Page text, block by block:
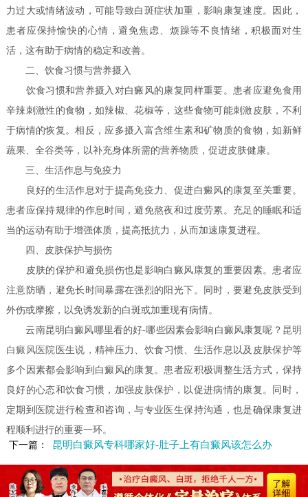
力过大或情绪波动，可能导致白斑症状加重，影响康复速度。因此，
患者应保持愉快的心情，避免焦虑、烦躁等不良情绪，积极面对生
活，这有助于病情的稳定和改善。
二、饮食习惯与营养摄入
饮食习惯和营养摄入对白癜风的康复同样重要。患者应避免食用
辛辣刺激性的食物，如辣椒、花椒等，这些食物可能刺激皮肤，不利
于病情的恢复。相反，应多摄入富含维生素和矿物质的食物，如新鲜
蔬果、全谷类等，以补充身体所需的营养物质，促进皮肤健康。
三、生活作息与免疫力
良好的生活作息对于提高免疫力、促进白癜风的康复至关重要。
患者应保持规律的作息时间，避免熬夜和过度劳累。充足的睡眠和适
当的运动有助于增强体质，提高抵抗力，从而加速康复进程。
四、皮肤保护与损伤
皮肤的保护和避免损伤也是影响白癜风康复的重要因素。患者应
注意防晒，避免长时间暴露在强烈的阳光下。同时，要避免皮肤受到
外伤或摩擦，以免诱发新的白斑或加重现有病情。
云南昆明白癜风哪里看的好-哪些因素会影响白癜风康复呢？ 昆明
白癜风医院 医生说，精神压力、饮食习惯、生活作息以及皮肤保护等
多个因素都会影响到白癜风的康复。患者应积极调整生活方式，保持
良好的心态和饮食习惯，加强皮肤保护，以促进病情的康复。同时，
定期到医院进行检查和咨询，与专业医生保持沟通，也是确保康复进
程顺利进行的重要一环。
下一篇：
昆明白癜风专科哪家好-肚子上有白癜风该怎么办